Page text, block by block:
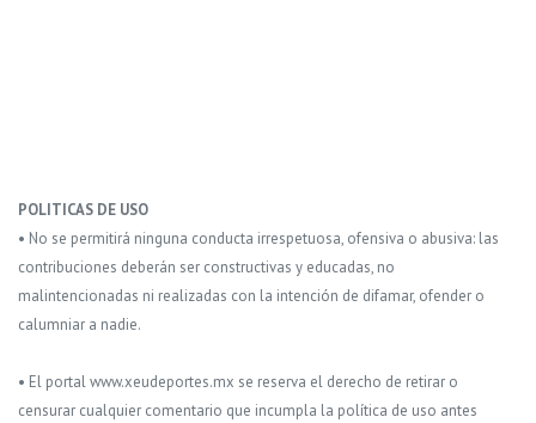
POLITICAS DE USO
• No se permitirá ninguna conducta irrespetuosa, ofensiva o abusiva: las
contribuciones deberán ser constructivas y educadas, no
malintencionadas ni realizadas con la intención de difamar, ofender o
calumniar a nadie.
• El portal www.xeudeportes.mx se reserva el derecho de retirar o
censurar cualquier comentario que incumpla la política de uso antes